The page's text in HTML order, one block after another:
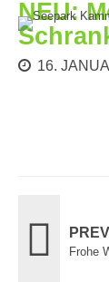
NEU:
16.
Frohe